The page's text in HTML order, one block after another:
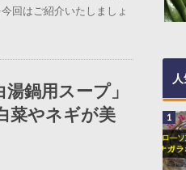
回はご紹介いたしましょ
鍋用スープ」
菜やネギが美